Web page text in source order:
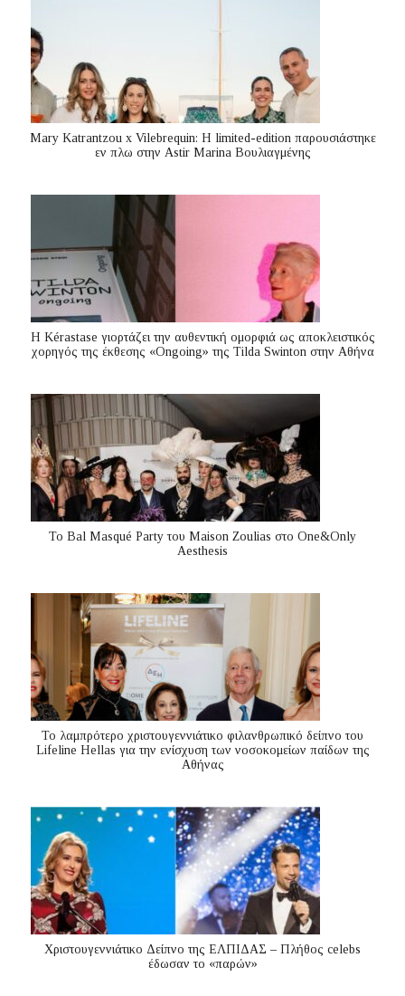
Mary Katrantzou x Vilebrequin: Η limited-edition παρουσιάστηκε
εν πλω στην Astir Marina Βουλιαγμένης
Η Kérastase γιορτάζει την αυθεντική ομορφιά ως αποκλειστικός
χορηγός της έκθεσης «Ongoing» της Tilda Swinton στην Αθήνα
Το Bal Masqué Party του Maison Zoulias στο One&Only
Aesthesis
Το λαμπρότερο χριστουγεννιάτικο φιλανθρωπικό δείπνο του
Lifeline Hellas για την ενίσχυση των νοσοκομείων παίδων της
Αθήνας
Χριστουγεννιάτικο Δείπνο της ΕΛΠΙΔΑΣ – Πλήθος celebs
έδωσαν το «παρών»